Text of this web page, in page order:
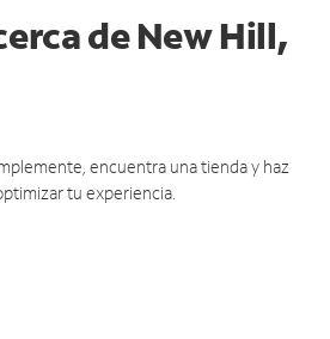
de New Hill,
encuentra una tienda y haz
tu experiencia.